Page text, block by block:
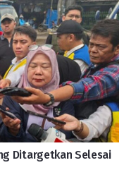
Ditargetkan Selesai